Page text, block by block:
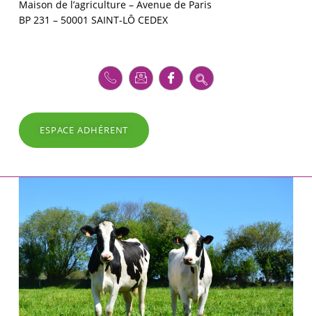
Maison de l’agriculture – Avenue de Paris
BP 231 – 50001 SAINT-LÔ CEDEX
ESPACE ADHÉRENT